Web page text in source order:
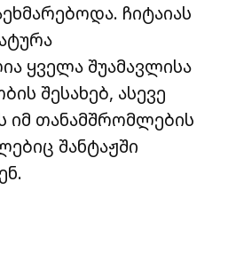
ჩიტაიას
ყველა შუამავლისა
შესახებ, ასევე
თანამშრომლების
შანტაჟში